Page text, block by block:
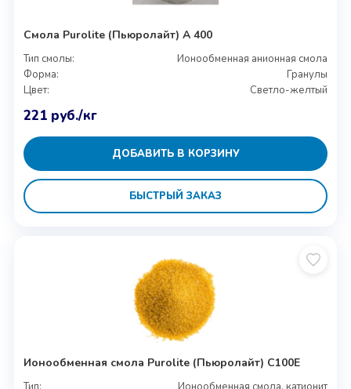
Смола Purolite (Пьюролайт) A 400
Тип смолы:
Ионообменная анионная смола
Форма:
Гранулы
Цвет:
Светло-желтый
221 руб./кг
ДОБАВИТЬ В КОРЗИНУ
БЫСТРЫЙ ЗАКАЗ
Ионообменная смола Purolite (Пьюролайт) C100E